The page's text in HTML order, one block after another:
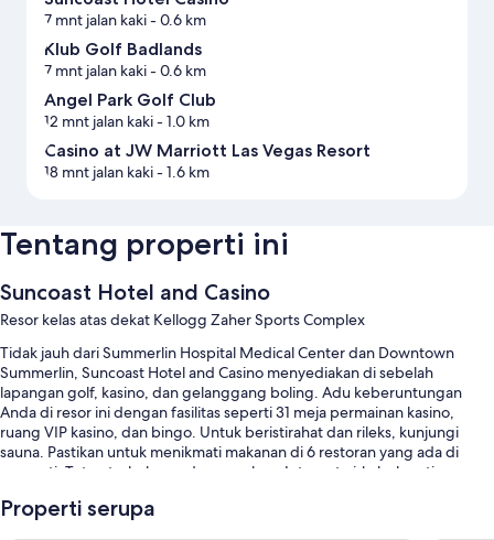
7 mnt jalan kaki- 0.6 km
Klub Golf Badlands
7 mnt jalan kaki- 0.6 km
Angel Park Golf Club
12 mnt jalan kaki- 1.0 km
Casino at JW Marriott Las Vegas Resort
18 mnt jalan kaki- 1.6 km
Tentang properti ini
Suncoast Hotel and Casino
Resor kelas atas dekat Kellogg Zaher Sports Complex
Tidak jauh dari Summerlin Hospital Medical Center dan Downtown
Summerlin, Suncoast Hotel and Casino menyediakan di sebelah
lapangan golf, kasino, dan gelanggang boling. Adu keberuntungan
Anda di resor ini dengan fasilitas seperti 31 meja permainan kasino,
ruang VIP kasino, dan bingo. Untuk beristirahat dan rileks, kunjungi
sauna. Pastikan untuk menikmati makanan di 6 restoran yang ada di
properti. Tetap terhubung dengan akses Internet nirkabel gratis,
seperti bar tepi kolam renang dan kedai kopi/kafe.
Properti serupa